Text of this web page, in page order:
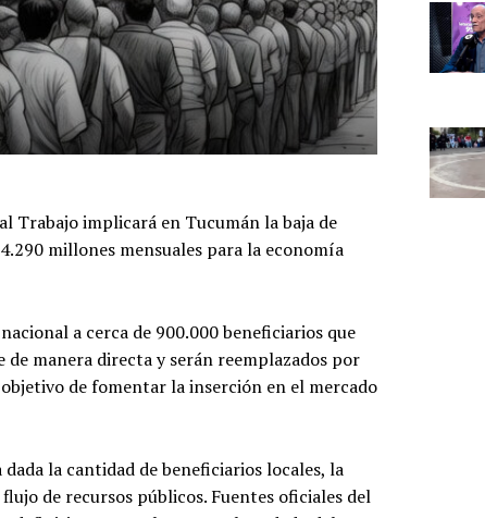
Trabajo implicará en Tucumán la baja de
millones mensuales para la economía
a cerca de 900.000 beneficiarios que
manera directa y serán reemplazados por
de fomentar la inserción en el mercado
la cantidad de beneficiarios locales, la
de recursos públicos. Fuentes oficiales del